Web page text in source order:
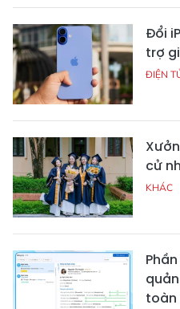
Đổi
trợ
ĐIỆN
cử
KHÁC
toàn